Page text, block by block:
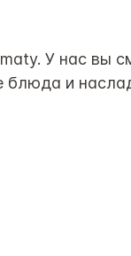
У нас вы
блюда и